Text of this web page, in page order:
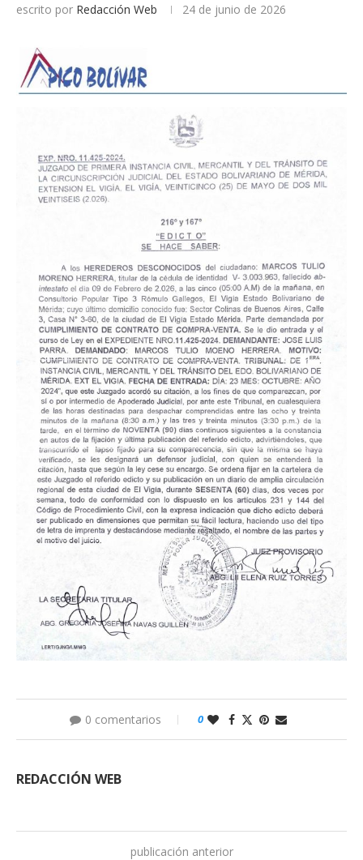
escrito por Redacción Web 24 de junio de 2026
0 comentarios 0
REDACCIÓN WEB
publicación anterior